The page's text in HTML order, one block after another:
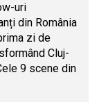
uri
din România
zi de
Cluj-
9 scene din